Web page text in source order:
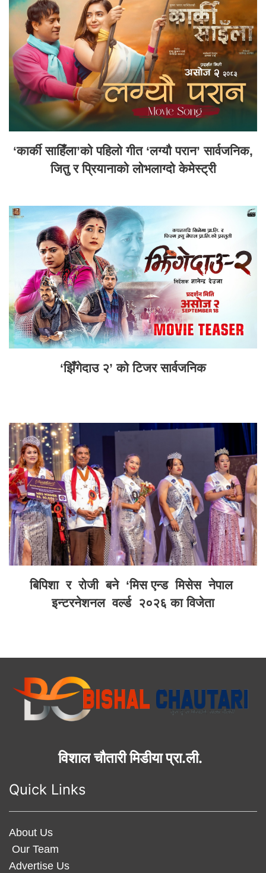
‘कार्की साहिँला’को पहिलो गीत ‘लग्यौ परान’ सार्वजनिक,
जितु र प्रियानाको लोभलाग्दो केमेस्ट्री
‘झिँगेदाउ २’ को टिजर सार्वजनिक
बिपिशा र रोजी बने ‘मिस एन्ड मिसेस नेपाल
इन्टरनेशनल वर्ल्ड २०२६ का विजेता
विशाल चौतारी मिडीया प्रा.ली.
Quick Links
About Us
Our Team
Advertise Us